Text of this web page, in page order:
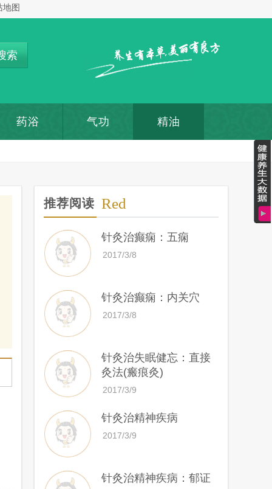
地图
索
药浴 气功 精油
推荐阅读 Red
针灸治癫痫：五痫
2017/3/8
针灸治癫痫：内关穴
2017/3/8
针灸治失眠健忘：直接
灸法(瘢痕灸)
2017/3/9
针灸治精神疾病
2017/3/9
针灸治精神疾病：郁证